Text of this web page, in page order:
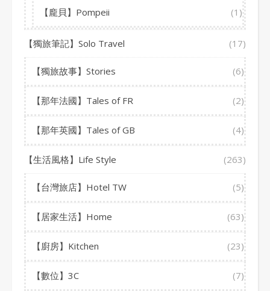
【龐貝】Pompeii (1)
【獨旅筆記】Solo Travel (17)
【獨旅故事】Stories (6)
【那年法國】Tales of FR (2)
【那年英國】Tales of GB (4)
【生活風格】Life Style (263)
【台灣旅店】Hotel TW (5)
【居家生活】Home (63)
【廚房】Kitchen (23)
【數位】3C (7)